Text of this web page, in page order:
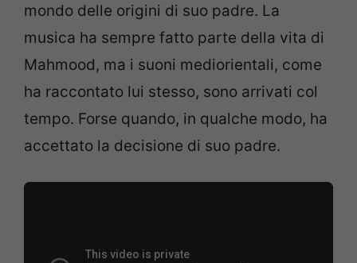
mondo delle origini di suo padre. La
musica ha sempre fatto parte della vita di
Mahmood, ma i suoni mediorientali, come
ha raccontato lui stesso, sono arrivati col
tempo. Forse quando, in qualche modo, ha
accettato la decisione di suo padre.